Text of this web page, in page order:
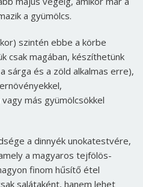
a gyümölcs.
szintén ebbe a körbe
csak magában, készíthetünk
sárga és a zöld alkalmas erre),
más gyümölcsökkel
a dinnyék unokatestvére,
a magyaros tejfölös-
finom hűsítő étel
salátaként, hanem lehet